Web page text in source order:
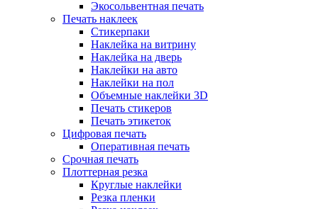
Экосольвентная печать
Печать наклеек
Стикерпаки
Наклейка на витрину
Наклейка на дверь
Наклейки на авто
Наклейки на пол
Объемные наклейки 3D
Печать стикеров
Печать этикеток
Цифровая печать
Оперативная печать
Срочная печать
Плоттерная резка
Круглые наклейки
Резка пленки